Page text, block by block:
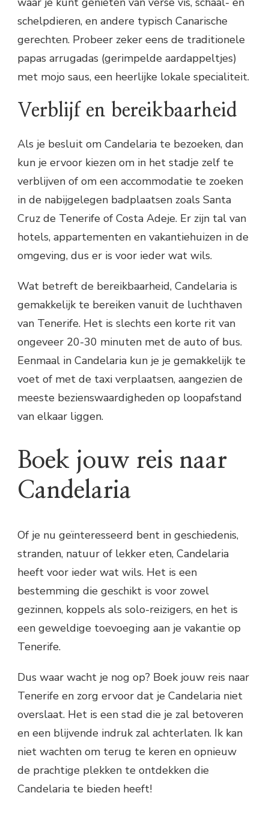
schelpdieren, en andere typisch Canarische
gerechten. Probeer zeker eens de traditionele
papas arrugadas (gerimpelde aardappeltjes)
met mojo saus, een heerlijke lokale specialiteit.
Verblijf en bereikbaarheid
Als je besluit om Candelaria te bezoeken, dan
kun je ervoor kiezen om in het stadje zelf te
verblijven of om een accommodatie te zoeken
in de nabijgelegen badplaatsen zoals Santa
Cruz de Tenerife of Costa Adeje. Er zijn tal van
hotels, appartementen en vakantiehuizen in de
omgeving, dus er is voor ieder wat wils.
Wat betreft de bereikbaarheid, Candelaria is
gemakkelijk te bereiken vanuit de luchthaven
van Tenerife. Het is slechts een korte rit van
ongeveer 20-30 minuten met de auto of bus.
Eenmaal in Candelaria kun je je gemakkelijk te
voet of met de taxi verplaatsen, aangezien de
meeste bezienswaardigheden op loopafstand
van elkaar liggen.
Boek jouw reis naar
Candelaria
Of je nu geïnteresseerd bent in geschiedenis,
stranden, natuur of lekker eten, Candelaria
heeft voor ieder wat wils. Het is een
bestemming die geschikt is voor zowel
gezinnen, koppels als solo-reizigers, en het is
een geweldige toevoeging aan je vakantie op
Tenerife.
Dus waar wacht je nog op? Boek jouw reis naar
Tenerife en zorg ervoor dat je Candelaria niet
overslaat. Het is een stad die je zal betoveren
en een blijvende indruk zal achterlaten. Ik kan
niet wachten om terug te keren en opnieuw
de prachtige plekken te ontdekken die
Candelaria te bieden heeft!